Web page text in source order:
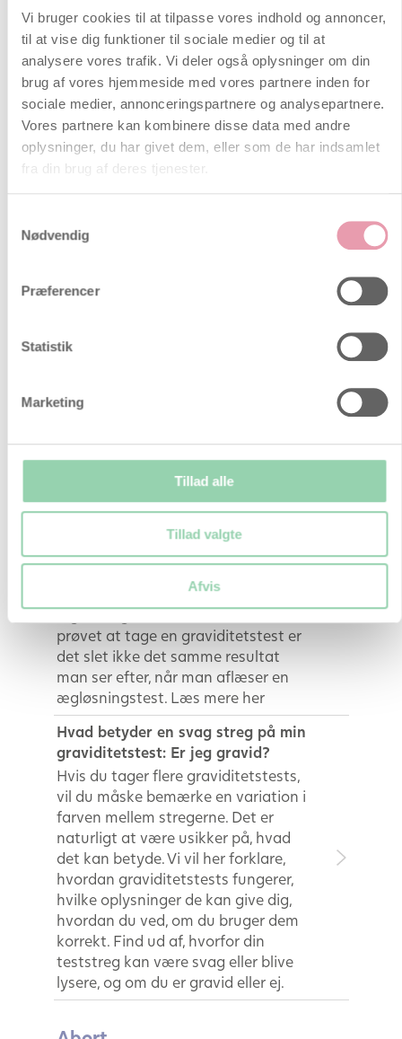
Vi bruger cookies til at tilpasse vores indhold og annoncer,
til at vise dig funktioner til sociale medier og til at
analysere vores trafik. Vi deler også oplysninger om din
brug af vores hjemmeside med vores partnere inden for
sociale medier, annonceringspartnere og analysepartnere.
Vores partnere kan kombinere disse data med andre
oplysninger, du har givet dem, eller som de har indsamlet
fra din brug af deres tjenester.
Nødvendig
Præferencer
Statistik
Marketing
Tillad alle
Tillad valgte
Afvis
nogle dage efter en positiv
ægløsningstest. Testen måler PdG i
din urin, hvilket kan bekræfte, om du
har haft ægløsning, og dermed om
du har en chance for at blive gravid i
denne cyklus. Kliniske studier viser,
at høje PdG-niveauer er forbundet
med en 75% højere graviditetsrate.
videre for at finde ud af, hvordan den
Sådan ser ægløsningstest strimmel
testen i strimmelform virker, og
kunne se en farvepude på testen,
Svag streg på ægløsningstesten.
Hvornår er den positiv?
Ægløsningstests er yderst nyttige
værktøjer til at hjælpe dig på din
hvordan aflæser du en
ægløsningstest? Hvis du før har
prøvet at tage en graviditetstest er
det slet ikke det samme resultat
man ser efter, når man aflæser en
ægløsningstest. Læs mere her
Hvad betyder en svag streg på min
graviditetstest: Er jeg gravid?
Hvis du tager flere graviditetstests,
vil du måske bemærke en variation i
farven mellem stregerne. Det er
naturligt at være usikker på, hvad
det kan betyde. Vi vil her forklare,
hvordan graviditetstests fungerer,
hvilke oplysninger de kan give dig,
hvordan du ved, om du bruger dem
korrekt. Find ud af, hvorfor din
teststreg kan være svag eller blive
lysere, og om du er gravid eller ej.